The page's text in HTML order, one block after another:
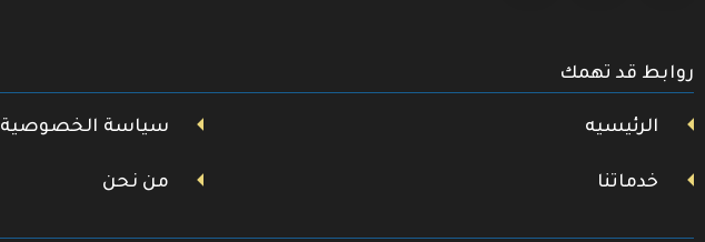
تويتر فيسبوكروابط قد تهمك
الرئيسيه سياسة الخصوصية
خدماتنا من نحن